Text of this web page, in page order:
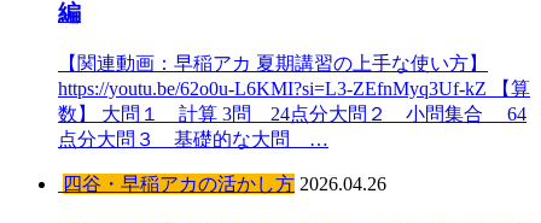
編
【関連動画：早稲アカ 夏期講習の上手な使い方】
https://youtu.be/62o0u-L6KMI?si=L3-ZEfnMyq3Uf-kZ 【算
数】 大問１ 計算 3問 24点分大問２ 小問集合 64
点分大問３ 基礎的な大問 …
四谷・早稲アカの活かし方 2026.04.26